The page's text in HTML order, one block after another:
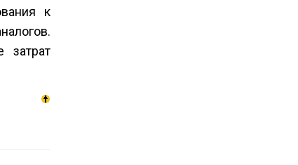
к
затрат